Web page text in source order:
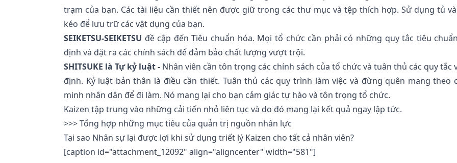
trạm của bạn. Các tài liệu cần thiết nên được giữ trong các thư mục và tệp thích hợp. Sử dụng tủ
kéo để lưu trữ các vật dụng của bạn.
SEIKETSU-SEIKETSU đề cập đến Tiêu chuẩn hóa. Mọi tổ chức cần phải có những quy tắc tiêu
định và đặt ra các chính sách để đảm bảo chất lượng vượt trội.
SHITSUKE là Tự kỷ luật - Nhân viên cần tôn trọng các chính sách của tổ chức và tuân thủ các quy tắc
định. Kỷ luật bản thân là điều cần thiết. Tuân thủ các quy trình làm việc và đừng quên mang theo
minh nhân dân để đi làm. Nó mang lại cho bạn cảm giác tự hào và tôn trọng tổ chức.
Kaizen tập trung vào những cải tiến nhỏ liên tục và do đó mang lại kết quả ngay lập tức.
>>>Tổng hợp những mục tiêu của quản trị nguồn nhân lực
Tại sao Nhân sự lại được lợi khi sử dụng triết lý Kaizen cho tất cả nhân viên?
[caption id="attachment_12092" align="aligncenter" width="581"]